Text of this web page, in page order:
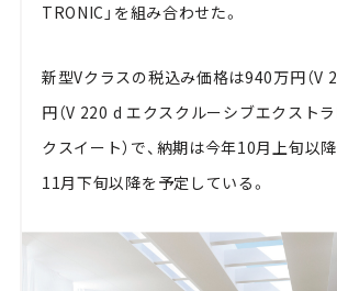
TRONIC」を組み合わせた。
新型Vクラスの税込み価格は940万円（V
円（V 220 d エクスクルーシブエクスト
クスイート）で、納期は今年10月上旬以
11月下旬以降を予定している。